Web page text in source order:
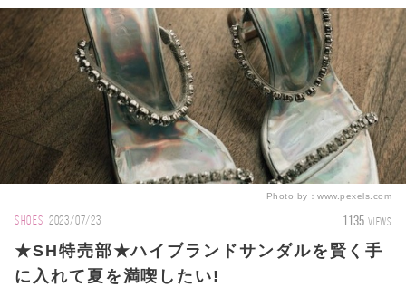
Photo by： www.pexels.com
SHOES 2023/07/23 1135 VIEWS
★SH特売部★ハイブランドサンダルを賢く手
に入れて夏を満喫したい!